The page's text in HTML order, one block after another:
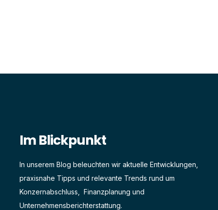
Im Blickpunkt
In unserem Blog beleuchten wir aktuelle Entwicklungen,
praxisnahe Tipps und relevante Trends rund um
Konzernabschluss, Finanzplanung und
Unternehmensberichterstattung.